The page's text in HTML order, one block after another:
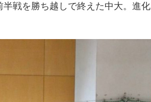
戦を勝ち越しで終えた中大。進化